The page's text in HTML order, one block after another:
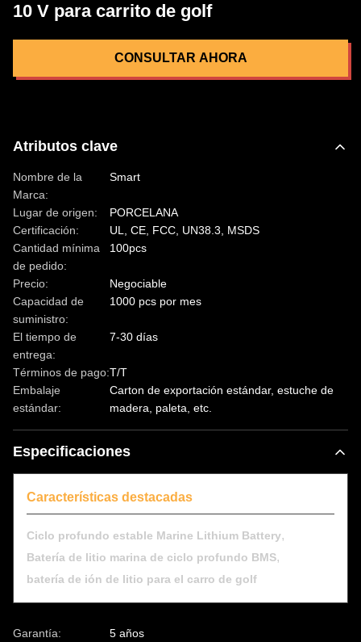
10 V para carrito de golf
CONSULTAR AHORA
Atributos clave
Nombre de la
Marca:
Smart
Lugar de origen:
PORCELANA
Certificación:
UL, CE, FCC, UN38.3, MSDS
Cantidad mínima
de pedido:
100pcs
Precio:
Negociable
Capacidad de
suministro:
1000 pcs por mes
El tiempo de
entrega:
7-30 días
Términos de pago:T/T
Embalaje
estándar:
Carton de exportación estándar, estuche de
madera, paleta, etc.
Especificaciones
Características destacadas
Ciclo profundo estable Marine Lithium Battery,
Batería de litio marina de ciclo profundo BMS,
batería de ión de litio para el carro de golf
Garantía: 5 años